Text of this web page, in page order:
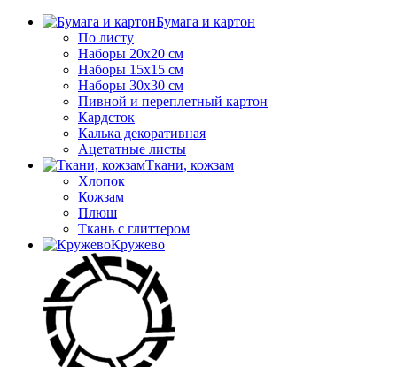
Бумага и картон
По листу
Наборы 20х20 см
Наборы 15х15 см
Наборы 30х30 см
Пивной и переплетный картон
Кардсток
Калька декоративная
Ацетатные листы
Ткани, кожзам
Хлопок
Кожзам
Плюш
Ткань с глиттером
Кружево